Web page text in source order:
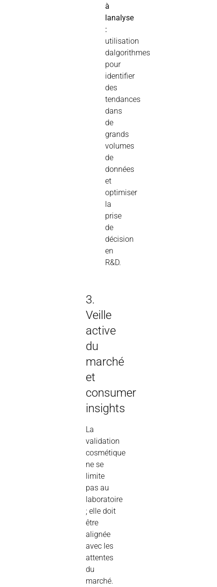
à
lanalyse
:
utilisation
dalgorithmes
pour
identifier
des
tendances
dans
de
grands
volumes
de
données
et
optimiser
la
prise
de
décision
en
R&D.
3.
Veille
active
du
marché
et
consumer
insights
La
validation
cosmétique
ne se
limite
pas au
laboratoire
; elle doit
être
alignée
avec les
attentes
du
marché.